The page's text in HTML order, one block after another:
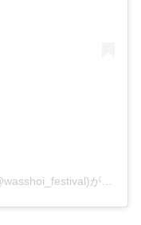
わっしょい百万夏まつり【公式】🌻(@wasshoi_festival)がシェアした投稿